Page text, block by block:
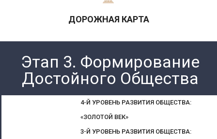
ДОРОЖНАЯ КАРТА
Этап 3. Формирование
Достойного Общества
4-Й УРОВЕНЬ РАЗВИТИЯ ОБЩЕСТВА:
«ЗОЛОТОЙ ВЕК»
3-Й УРОВЕНЬ РАЗВИТИЯ ОБЩЕСТВА: